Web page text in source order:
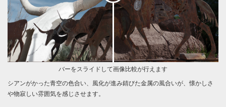
バーをスライドして画像比較が行えます
シアンがかった青空の色合い、風化が進み錆びた金属の風合いが、懐かしさ
や物寂しい雰囲気を感じさせます。